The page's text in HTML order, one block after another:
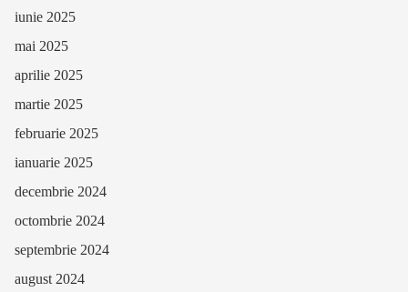
iunie 2025
mai 2025
aprilie 2025
martie 2025
februarie 2025
ianuarie 2025
decembrie 2024
octombrie 2024
septembrie 2024
august 2024